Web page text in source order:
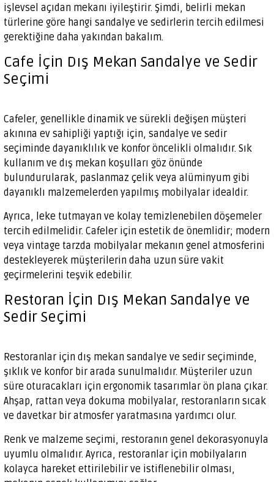
işlevsel açıdan mekanı iyileştirir. Şimdi, belirli mekan
türlerine göre hangi sandalye ve sedirlerin tercih edilmesi
gerektiğine daha yakından bakalım.
Cafe İçin Dış Mekan Sandalye ve Sedir
Seçimi
Cafeler, genellikle dinamik ve sürekli değişen müşteri
akınına ev sahipliği yaptığı için, sandalye ve sedir
seçiminde dayanıklılık ve konfor öncelikli olmalıdır. Sık
kullanım ve dış mekan koşulları göz önünde
bulundurularak, paslanmaz çelik veya alüminyum gibi
dayanıklı malzemelerden yapılmış mobilyalar idealdir.
Ayrıca, leke tutmayan ve kolay temizlenebilen döşemeler
tercih edilmelidir. Cafeler için estetik de önemlidir; modern
veya vintage tarzda mobilyalar mekanın genel atmosferini
destekleyerek müşterilerin daha uzun süre vakit
geçirmelerini teşvik edebilir.
Restoran İçin Dış Mekan Sandalye ve
Sedir Seçimi
Restoranlar için dış mekan sandalye ve sedir seçiminde,
şıklık ve konfor bir arada sunulmalıdır. Müşteriler uzun
süre oturacakları için ergonomik tasarımlar ön plana çıkar.
Ahşap, rattan veya dokuma mobilyalar, restoranların sıcak
ve davetkar bir atmosfer yaratmasına yardımcı olur.
Renk ve malzeme seçimi, restoranın genel dekorasyonuyla
uyumlu olmalıdır. Ayrıca, restoranlar için mobilyaların
kolayca hareket ettirilebilir ve istiflenebilir olması,